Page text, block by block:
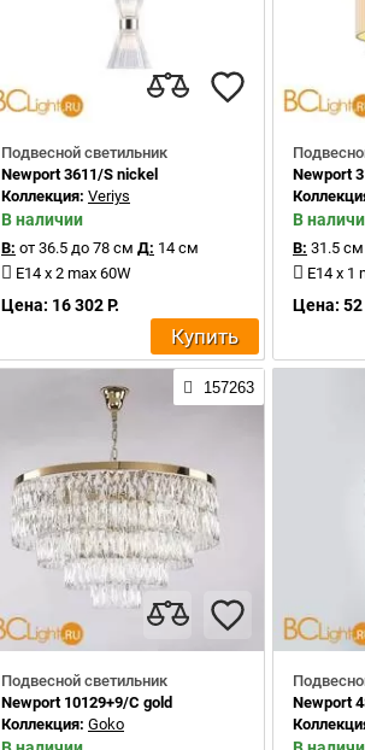
Подвесной светильник
Newport 3611/S nickel
Коллекция: Veriys
В наличии
В: от 36.5 до 78 см Д: 14 см
E14 x 2 max 60W
Цена: 16 302 Р.
Купить
Newport
В
В: 31.5
E14 x 1
Цена: 52
157263
Подвесной светильник
Newport 10129+9/C gold
Коллекция: Goko
Newport